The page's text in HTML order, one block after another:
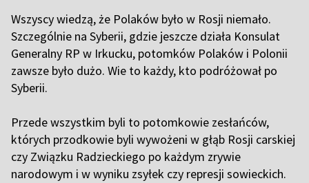
Wszyscy wiedzą, że Polaków było w Rosji niemało.
Szczególnie na Syberii, gdzie jeszcze działa Konsulat
Generalny RP w Irkucku, potomków Polaków i Polonii
zawsze było dużo. Wie to każdy, kto podróżował po
Syberii.
Przede wszystkim byli to potomkowie zesłańców,
których przodkowie byli wywożeni w głąb Rosji carskiej
czy Związku Radzieckiego po każdym zrywie
narodowym i w wyniku zsyłek czy represji sowieckich.